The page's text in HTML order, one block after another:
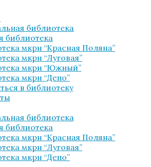
библиотека
библиотека
мкрн “Красная Поляна”
мкрн “Луговая”
мкрн “Южный”
мкрн “Депо”
в библиотеку
библиотека
библиотека
мкрн “Красная Поляна”
мкрн “Луговая”
мкрн “Депо”